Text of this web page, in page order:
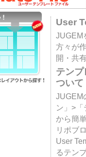
User
JUGEM
方々が
開・共
テン
ついて
JUGEM
ン」>
から簡
リポブ
User
るテン